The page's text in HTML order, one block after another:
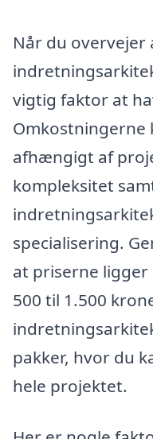
Når du overvejer
vigtig faktor at
Omkostningerne
afhængigt af
kompleksitet
specialisering.
at priserne
500 til 1.500
pakker, hvor du
hele projektet.